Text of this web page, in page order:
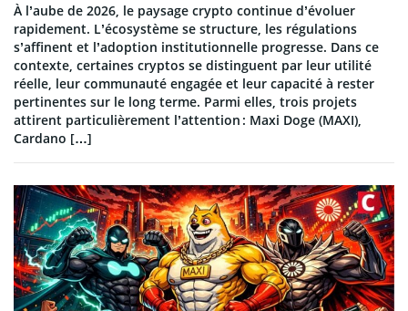
À l’aube de 2026, le paysage crypto continue d’évoluer
rapidement. L’écosystème se structure, les régulations
s’affinent et l’adoption institutionnelle progresse. Dans ce
contexte, certaines cryptos se distinguent par leur utilité
réelle, leur communauté engagée et leur capacité à rester
pertinentes sur le long terme. Parmi elles, trois projets
attirent particulièrement l’attention : Maxi Doge (MAXI),
Cardano […]